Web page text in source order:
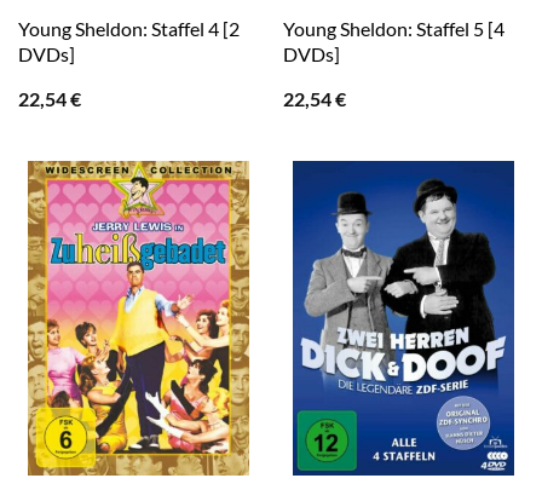
Young Sheldon: Staffel 4 [2
DVDs]
22,54€
Young Sheldon: Staffel 5 [4
DVDs]
22,54€